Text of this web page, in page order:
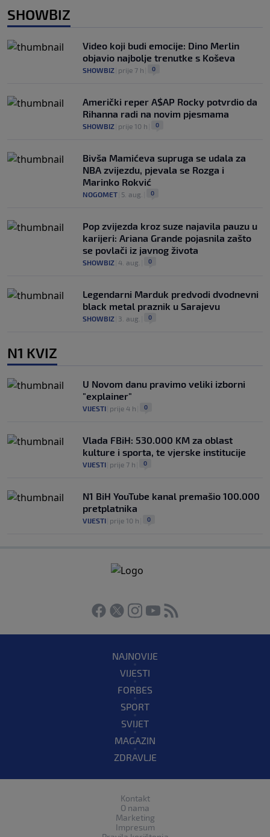
SHOWBIZ
Video koji budi emocije: Dino Merlin
objavio najbolje trenutke s Koševa
SHOWBIZ prije 7 h 0
Američki reper A$AP Rocky potvrdio da
Rihanna radi na novim pjesmama
SHOWBIZ prije 10 h 0
Bivša Mamićeva supruga se udala za
NBA zvijezdu, pjevala se Rozga i
Marinko Rokvić
NOGOMET 5. aug. 0
Pop zvijezda kroz suze najavila pauzu u
karijeri: Ariana Grande pojasnila zašto
se povlači iz javnog života
SHOWBIZ 4. aug. 0
Legendarni Marduk predvodi dvodnevni
black metal praznik u Sarajevu
SHOWBIZ 3. aug. 0
N1 KVIZ
U Novom danu pravimo veliki izborni
"explainer"
VIJESTI prije 4 h 0
Vlada FBiH: 530.000 KM za oblast
kulture i sporta, te vjerske institucije
VIJESTI prije 7 h 0
N1 BiH YouTube kanal premašio 100.000
pretplatnika
VIJESTI prije 10 h 0
NAJNOVIJE
VIJESTI
FORBES
SPORT
SVIJET
MAGAZIN
ZDRAVLJE
Kontakt
O nama
Marketing
Impresum